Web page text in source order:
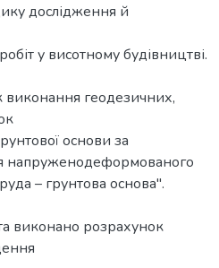
дослідження й
у висотному будівництві.
виконання геодезичних,
основи за
– грунтова основа".
виконано розрахунок